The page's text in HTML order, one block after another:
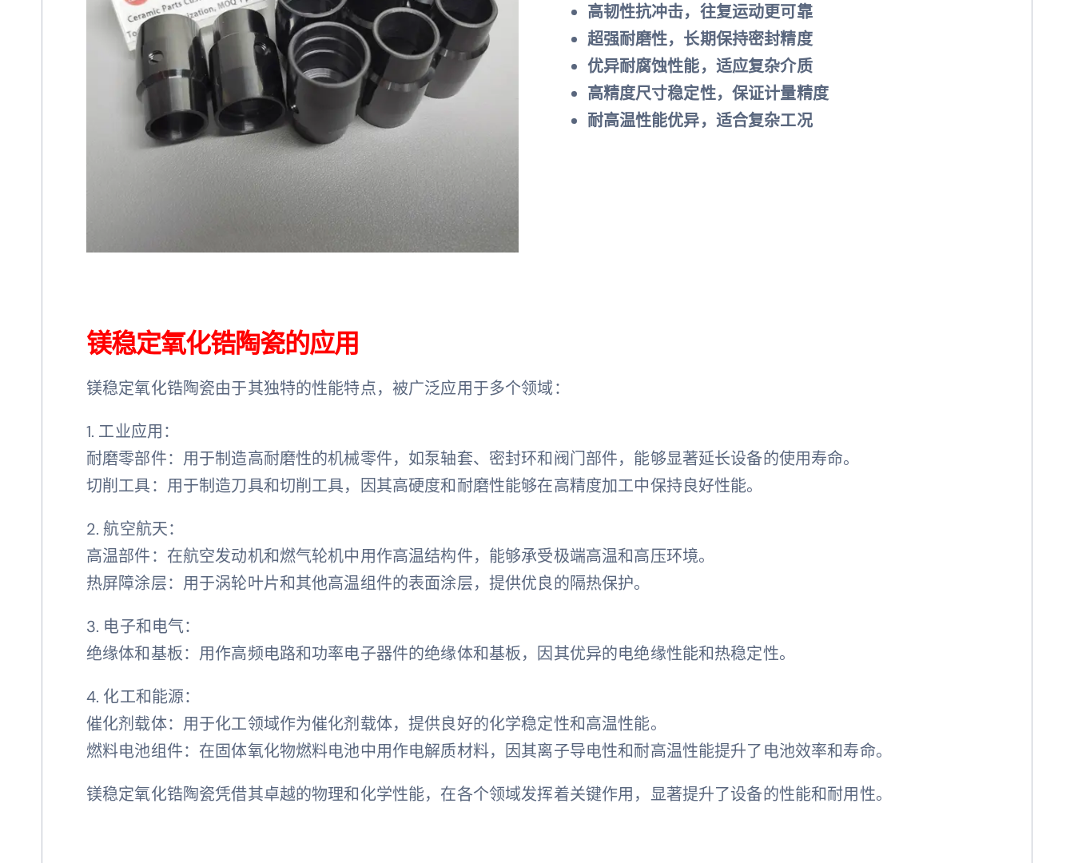
高韧性抗冲击，往复运动更可靠
超强耐磨性，长期保持密封精度
优异耐腐蚀性能，适应复杂介质
高精度尺寸稳定性，保证计量精度
耐高温性能优异，适合复杂工况
镁稳定氧化锆陶瓷的应用
镁稳定氧化锆陶瓷由于其独特的性能特点，被广泛应用于多个领域：
1. 工业应用：
耐磨零部件：用于制造高耐磨性的机械零件，如泵轴套、密封环和阀门部件，能够显著延长设备的使用寿命。
切削工具：用于制造刀具和切削工具，因其高硬度和耐磨性能够在高精度加工中保持良好性能。
2. 航空航天：
高温部件：在航空发动机和燃气轮机中用作高温结构件，能够承受极端高温和高压环境。
热屏障涂层：用于涡轮叶片和其他高温组件的表面涂层，提供优良的隔热保护。
3. 电子和电气：
绝缘体和基板：用作高频电路和功率电子器件的绝缘体和基板，因其优异的电绝缘性能和热稳定性。
4. 化工和能源：
催化剂载体：用于化工领域作为催化剂载体，提供良好的化学稳定性和高温性能。
燃料电池组件：在固体氧化物燃料电池中用作电解质材料，因其离子导电性和耐高温性能提升了电池效率和寿命。
镁稳定氧化锆陶瓷凭借其卓越的物理和化学性能，在各个领域发挥着关键作用，显著提升了设备的性能和耐用性。